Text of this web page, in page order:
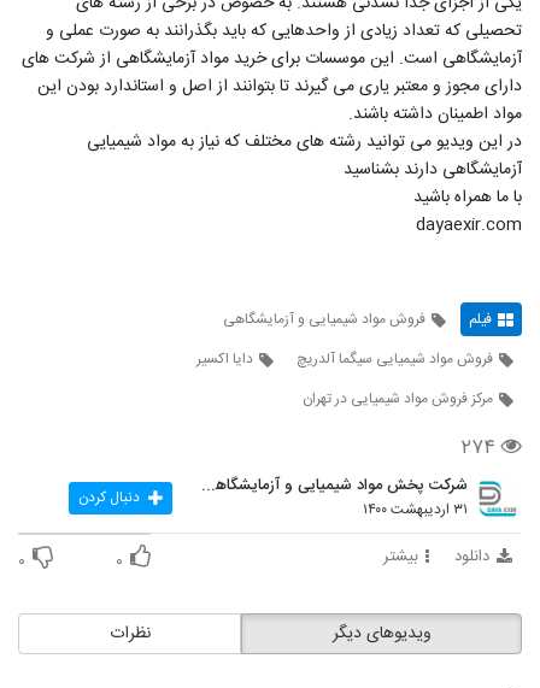
تحصیلی که تعداد زیادی از واحدهایی که باید بگذرانند به صورت عملی و
آزمایشگاهی است. این موسسات برای خرید مواد آزمایشگاهی از شرکت های
دارای مجوز و معتبر یاری می گیرند تا بتوانند از اصل و استاندارد بودن این
مواد اطمینان داشته باشند.
در این ویدیو می توانید رشته های مختلف که نیاز به مواد شیمیایی
آزمایشگاهی دارند بشناسید
با ما همراه باشید
dayaexir.com
فیلم
فروش مواد شیمیایی و آزمایشگاهی
فروش مواد شیمیایی سیگما آلدریچ
دایا اکسیر
مرکز فروش مواد شیمیایی در تهران
۲۷۴
شرکت پخش مواد شیمیایی و آزمایشگاهی دایا اکسیر
۳۱ اردیبهشت ۱۴۰۰ دنبال کردن
دانلود بیشتر ۰ ۰
نظرات ویدیوهای دیگر